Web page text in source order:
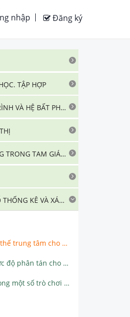
Đăng ký
nhập
TẬP HỢP
CHƯƠNG II. BẤT PHƯƠNG TRÌNH VÀ HỆ BẤT PHƯƠNG TRÌNH BẬC NHẤT HAI ẨN
CHƯƠNG IV. HỆ THỨC LƯỢNG TRONG TAM GIÁC. VECTƠ
CHƯƠNG VI. MỘT SỐ YẾU TỐ THỐNG KÊ VÀ XÁC SUẤT
số liệu không ghép nhóm
mẫu số liệu không ghép nhóm
số trò chơi đơn giản